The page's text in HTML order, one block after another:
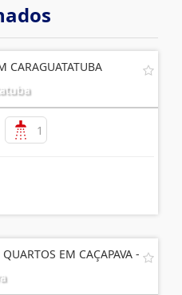
CARAGUATATUBA
1
EM CAÇAPAVA -